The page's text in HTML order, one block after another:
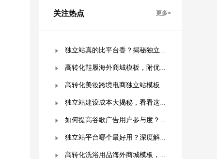
关注热点 更多>